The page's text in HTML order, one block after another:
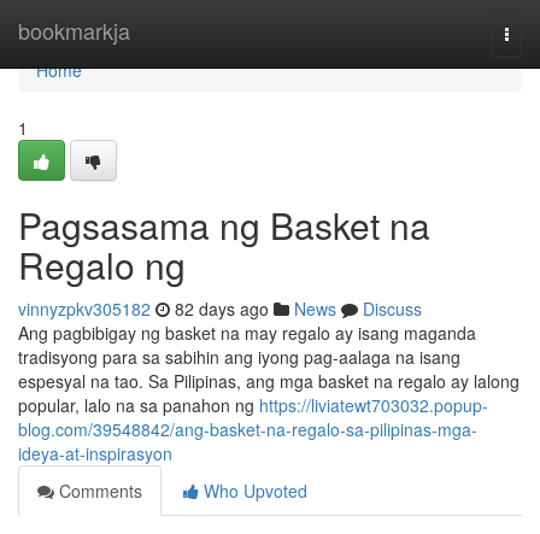
bookmarkja
Home
Home
1
Pagsasama ng Basket na
Regalo ng
vinnyzpkv305182 82 days ago News
Discuss
Ang pagbibigay ng basket na may regalo ay isang maganda
tradisyong para sa sabihin ang iyong pag-aalaga na isang
espesyal na tao. Sa Pilipinas, ang mga basket na regalo ay lalong
popular, lalo na sa panahon ng https://liviatewt703032.popup-
blog.com/39548842/ang-basket-na-regalo-sa-pilipinas-mga-
ideya-at-inspirasyon
Comments
Who Upvoted